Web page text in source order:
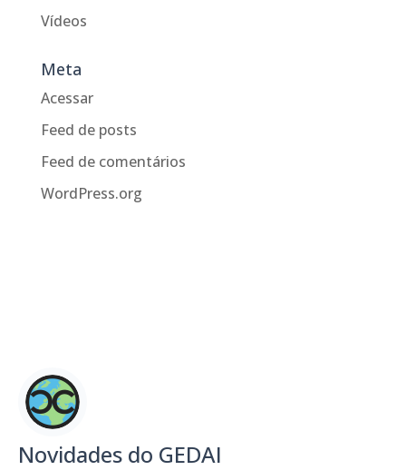
Vídeos
Meta
Acessar
Feed de posts
Feed de comentários
WordPress.org
Novidades do GEDAI